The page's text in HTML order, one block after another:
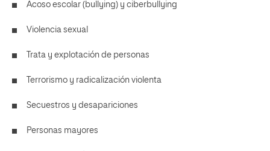
Acoso escolar (bullying) y ciberbullying
Violencia sexual
Trata y explotación de personas
Terrorismo y radicalización violenta
Secuestros y desapariciones
Personas mayores